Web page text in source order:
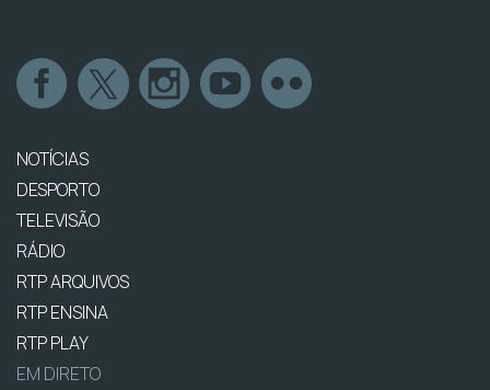
NOTÍCIAS
DESPORTO
TELEVISÃO
RÁDIO
RTP ARQUIVOS
RTP ENSINA
RTP PLAY
EM DIRETO